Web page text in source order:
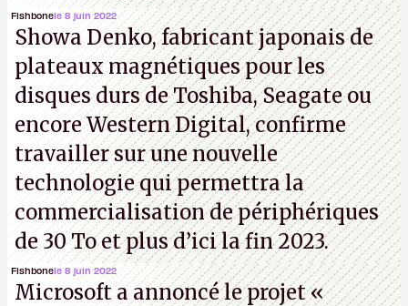
Fishbonele 8 juin 2022
Showa Denko, fabricant japonais de
plateaux magnétiques pour les
disques durs de Toshiba, Seagate ou
encore Western Digital, confirme
travailler sur une nouvelle
technologie qui permettra la
commercialisation de périphériques
de 30 To et plus d’ici la fin 2023.
Fishbonele 8 juin 2022
Microsoft a annoncé le projet «